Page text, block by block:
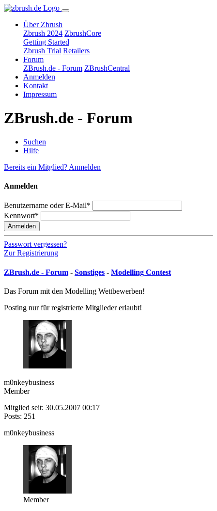
Über Zbrush
Zbrush 2024 ZbrushCore
Getting Started
Zbrush Trial Retailers
Forum
ZBrush.de - Forum ZBrushCentral
Anmelden
Kontakt
Impressum
ZBrush.de - Forum
Suchen
Hilfe
Bereits ein Mitglied? Anmelden
Anmelden
Benutzername oder E-Mail*
Kennwort*
Anmelden
Passwort vergessen?
Zur Registrierung
ZBrush.de - Forum - Sonstiges - Modelling Contest
Das Forum mit den Modelling Wettbewerben!
Posting nur für registrierte Mitglieder erlaubt!
m0nkeybusiness
Member
Mitglied seit: 30.05.2007 00:17
Posts: 251
m0nkeybusiness
Member